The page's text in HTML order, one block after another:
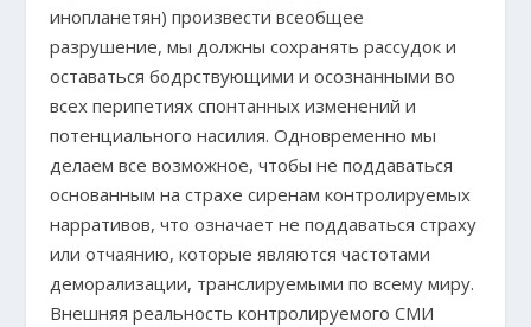
инопланетян) произвести всеобщее
разрушение, мы должны сохранять рассудок и
оставаться бодрствующими и осознанными во
всех перипетиях спонтанных изменений и
потенциального насилия. Одновременно мы
делаем все возможное, чтобы не поддаваться
основанным на страхе сиренам контролируемых
нарративов, что означает не поддаваться страху
или отчаянию, которые являются частотами
деморализации, транслируемыми по всему миру.
Внешняя реальность контролируемого СМИ